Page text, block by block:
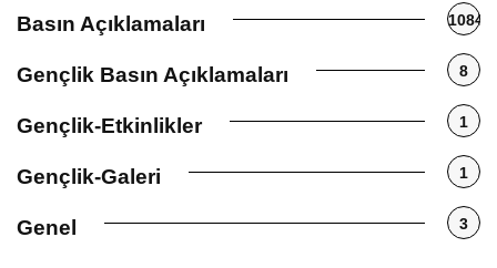
Basın Açıklamaları 1084
Gençlik Basın Açıklamaları 8
Gençlik-Etkinlikler 1
Gençlik-Galeri 1
Genel 3